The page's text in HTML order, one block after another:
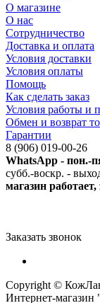
О магазине
О нас
Сотрудничество
Доставка и оплата
Условия доставки
Условия оплаты
Помощь
Как сделать заказ
Условия работы и
Обмен и возврат
Гарантии
8 (906) 019-00-26
WhatsApp - пон.-
субб.-воскр. -
магазин
Заказать звонок
Copyright ©
Интернет-